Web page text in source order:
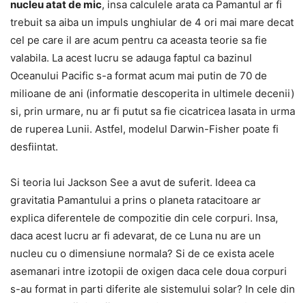
nucleu atat de mic, insa calculele arata ca Pamantul ar fi
trebuit sa aiba un impuls unghiular de 4 ori mai mare decat
cel pe care il are acum pentru ca aceasta teorie sa fie
valabila. La acest lucru se adauga faptul ca bazinul
Oceanului Pacific s-a format acum mai putin de 70 de
milioane de ani (informatie descoperita in ultimele decenii)
si, prin urmare, nu ar fi putut sa fie cicatricea lasata in urma
de ruperea Lunii. Astfel, modelul Darwin-Fisher poate fi
desfiintat.
Si teoria lui Jackson See a avut de suferit. Ideea ca
gravitatia Pamantului a prins o planeta ratacitoare ar
explica diferentele de compozitie din cele corpuri. Insa,
daca acest lucru ar fi adevarat, de ce Luna nu are un
nucleu cu o dimensiune normala? Si de ce exista acele
asemanari intre izotopii de oxigen daca cele doua corpuri
s-au format in parti diferite ale sistemului solar? In cele din